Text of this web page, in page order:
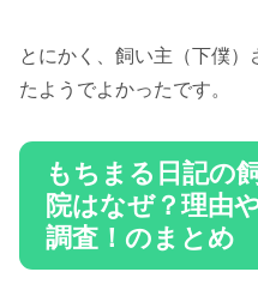
とにかく、飼い主（下僕
たようでよかったです。
もちまる日記の
院はなぜ？理由
調査！のまとめ